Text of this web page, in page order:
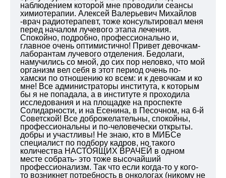
наблюдением которой мне проводили сеансы
химиотерапии. Алексей Валерьевич Михайлов
-врач радиотерапевт, тоже консультировал меня
перед началом лучевого этапа лечения.
Спокойно, подробно, профессионально и,
главное очень оптимистично! Привет девочкам-
лаборантам лучевого отделения. Бедолаги,
намучились со мной, до сих пор неловко, что мой
организм вел себя в этот период очень по-
хамски по отношению ко всем: и к девочкам и ко
мне! Все администраторы института, к которым
бы я не попадала, а в институте я проходила
исследования и на площадке на проспекте
Солидарности, и на Есенина, в Песочном, на 6-й
Советской! Все доброжелательны, спокойны,
профессиональны и по-человечески открыты.
добры и участливы! Не знаю, кто в МИБСе
специалист по подбору кадров, но такого
количества НАСТОЯЩИХ ВРАЧЕЙ в одном
месте собрать- это тоже высочайший
профессионализм. Так что если когда-то у кого-
то возникнет потребность в онкологах (никому не